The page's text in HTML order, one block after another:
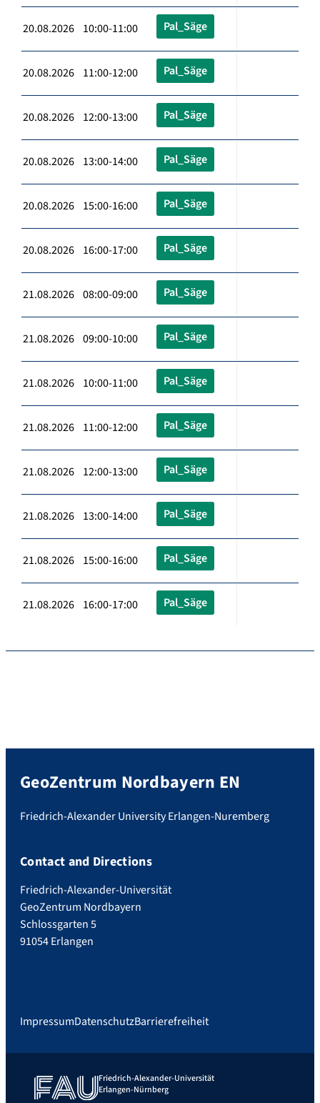
20.08.2026 10:00-11:00 Pal_Säge
20.08.2026 11:00-12:00 Pal_Säge
20.08.2026 12:00-13:00 Pal_Säge
20.08.2026 13:00-14:00 Pal_Säge
20.08.2026 15:00-16:00 Pal_Säge
20.08.2026 16:00-17:00 Pal_Säge
21.08.2026 08:00-09:00 Pal_Säge
21.08.2026 09:00-10:00 Pal_Säge
21.08.2026 10:00-11:00 Pal_Säge
21.08.2026 11:00-12:00 Pal_Säge
21.08.2026 12:00-13:00 Pal_Säge
21.08.2026 13:00-14:00 Pal_Säge
21.08.2026 15:00-16:00 Pal_Säge
21.08.2026 16:00-17:00 Pal_Säge
GeoZentrum Nordbayern EN
Friedrich-Alexander University Erlangen-Nuremberg
Contact and Directions
Friedrich-Alexander-Universität
GeoZentrum Nordbayern
Schlossgarten 5
91054 Erlangen
ImpressumDatenschutzBarrierefreiheit
Friedrich-Alexander-Universität
Erlangen-Nürnberg